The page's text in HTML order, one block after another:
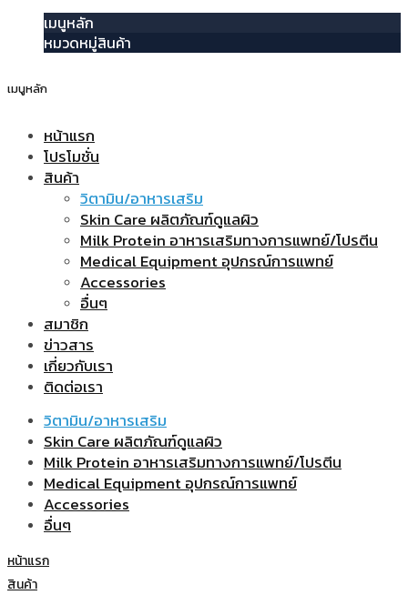
เมนูหลัก
หมวดหมู่สินค้า
เมนูหลัก
หน้าแรก
โปรโมชั่น
สินค้า
วิตามิน/อาหารเสริม
Skin Care ผลิตภัณฑ์ดูแลผิว
Milk Protein อาหารเสริมทางการแพทย์/โปรตีน
Medical Equipment อุปกรณ์การแพทย์
Accessories
อื่นๆ
สมาชิก
ข่าวสาร
เกี่ยวกับเรา
ติดต่อเรา
วิตามิน/อาหารเสริม
Skin Care ผลิตภัณฑ์ดูแลผิว
Milk Protein อาหารเสริมทางการแพทย์/โปรตีน
Medical Equipment อุปกรณ์การแพทย์
Accessories
อื่นๆ
หน้าแรก
สินค้า